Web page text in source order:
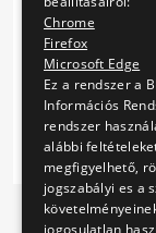
12. sz.
Chrome
Firefox
Microsoft Edge
Ez a rendszer a
Információs
rendszer
alábbi
megfigyelhető,
jogszabályi es a